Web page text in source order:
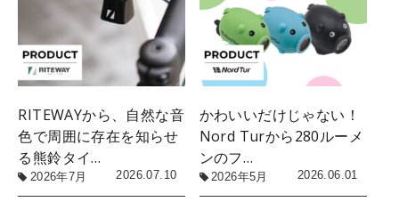
RITEWAYから、自然な音
色で周囲に存在を知らせ
る熊鈴タイ…
2026年7月 2026.07.10
かわいいだけじゃない！
Nord Turから280ルーメ
ンのフ…
2026年5月 2026.06.01